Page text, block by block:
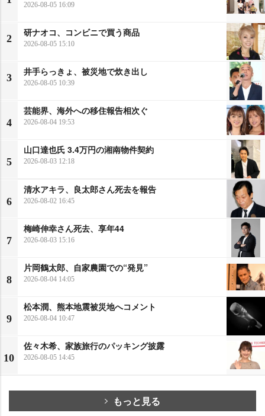
2026-08-05 16:09
2
研ナオコ、コンビニで買う商品
2026-08-05 15:10
3
井手らっきょ、被災地で炊き出し
2026-08-05 10:39
4
芸能界、海外への移住報告相次ぐ
2026-08-04 19:53
5
山口達也氏 3.4万円の湘南物件契約
2026-08-03 12:18
6
清水アキラ、良太郎さん死去を報告
2026-08-02 16:45
7
梅崎伸幸さん死去、享年44
2026-08-03 15:16
8
片岡鶴太郎、自家農園での“発見”
2026-08-04 14:05
9
松本潤、熊本地震被災地へコメント
2026-08-04 10:47
10
佐々木希、家族旅行のパッキング披露
2026-08-05 14:45
もっと見る